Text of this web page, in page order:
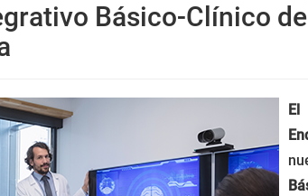
Básico-Clínico